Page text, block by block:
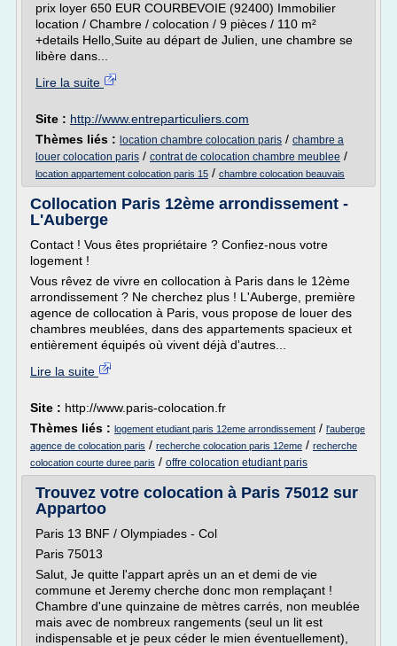
prix loyer 650 EUR COURBEVOIE (92400) Immobilier
location / Chambre / colocation / 9 pièces / 110 m²
+details Hello,Suite au départ de Julien, une chambre se
libère dans...
Lire la suite
Site : http://www.entreparticuliers.com
Thèmes liés : location chambre colocation paris / chambre a
louer colocation paris / contrat de colocation chambre meublee /
location appartement colocation paris 15 / chambre colocation beauvais
Collocation Paris 12ème arrondissement -
L'Auberge
Contact ! Vous êtes propriétaire ? Confiez-nous votre
logement !
Vous rêvez de vivre en collocation à Paris dans le 12ème
arrondissement ? Ne cherchez plus ! L'Auberge, première
agence de collocation à Paris, vous propose de louer des
chambres meublées, dans des appartements spacieux et
entièrement équipés où vivent déjà d'autres...
Lire la suite
Site : http://www.paris-colocation.fr
Thèmes liés : logement etudiant paris 12eme arrondissement / l'auberge
agence de colocation paris / recherche colocation paris 12eme / recherche
colocation courte duree paris / offre colocation etudiant paris
Trouvez votre colocation à Paris 75012 sur
Appartoo
Paris 13 BNF / Olympiades - Col
Paris 75013
Salut, Je quitte l'appart après un an et demi de vie
commune et Jeremy cherche donc mon remplaçant !
Chambre d'une quinzaine de mètres carrés, non meublée
mais avec de nombreux rangements (seul un lit est
indispensable et je peux céder le mien éventuellement),